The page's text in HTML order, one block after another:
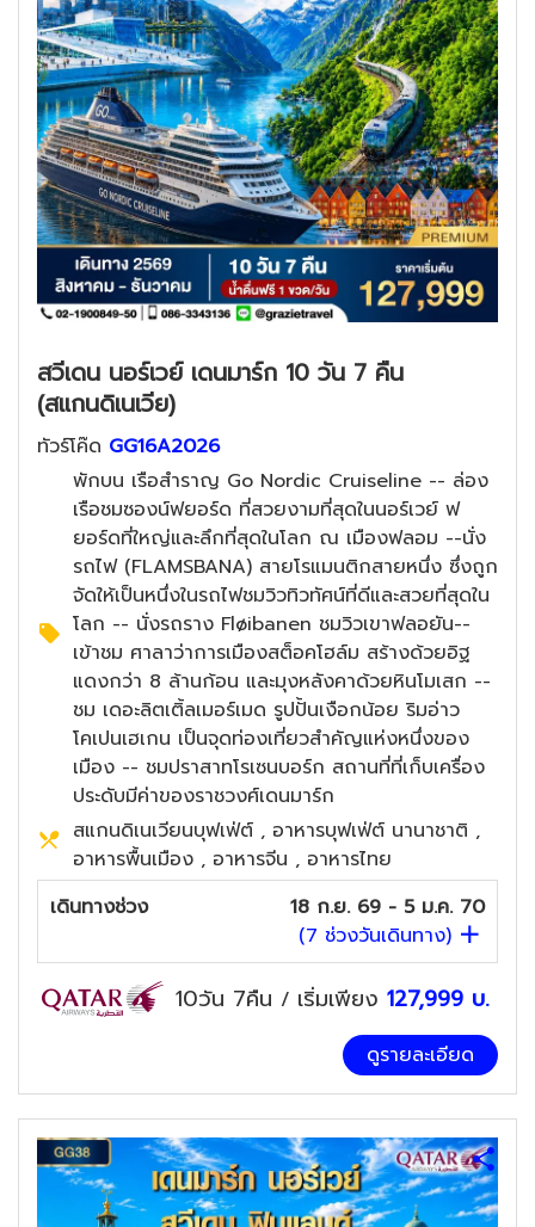
สวีเดน นอร์เวย์ เดนมาร์ก 10 วัน 7 คืน
(สแกนดิเนเวีย)
ทัวร์โค๊ด GG16A2026
พักบน เรือสำราญ Go Nordic Cruiseline -- ล่อง
เรือชมซองน์ฟยอร์ด ที่สวยงามที่สุดในนอร์เวย์ ฟ
ยอร์ดที่ใหญ่และลึกที่สุดในโลก ณ เมืองฟลอม --นั่ง
รถไฟ (FLAMSBANA) สายโรแมนติกสายหนึ่ง ซึ่งถูก
จัดให้เป็นหนึ่งในรถไฟชมวิวทิวทัศน์ที่ดีและสวยที่สุดใน
โลก -- นั่งรถราง Fløibanen ชมวิวเขาฟลอยัน--
เข้าชม ศาลาว่าการเมืองสต็อคโฮล์ม สร้างด้วยอิฐ
แดงกว่า 8 ล้านก้อน และมุงหลังคาด้วยหินโมเสก --
ชม เดอะลิตเติ้ลเมอร์เมด รูปปั้นเงือกน้อย ริมอ่าว
โคเปนเฮเกน เป็นจุดท่องเที่ยวสำคัญแห่งหนึ่งของ
เมือง -- ชมปราสาทโรเซนบอร์ก สถานที่ที่เก็บเครื่อง
ประดับมีค่าของราชวงศ์เดนมาร์ก
สแกนดิเนเวียนบุฟเฟ่ต์ , อาหารบุฟเฟ่ต์ นานาชาติ ,
อาหารพื้นเมือง , อาหารจีน , อาหารไทย
เดินทางช่วง
18 ก.ย. 69 - 5 ม.ค. 70
(7 ช่วงวันเดินทาง)
10วัน 7คืน / เริ่มเพียง 127,999 บ.
ดูรายละเอียด